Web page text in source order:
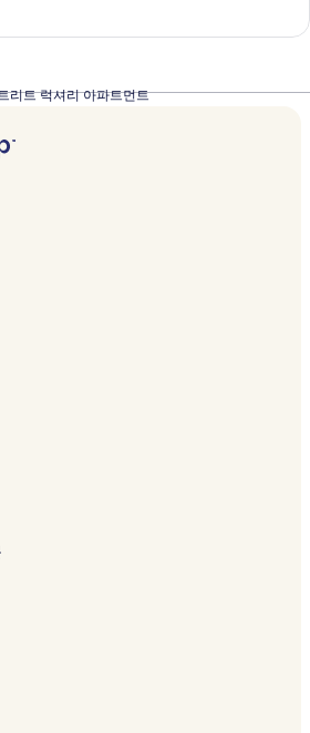
리트 럭셔리 아파트먼트